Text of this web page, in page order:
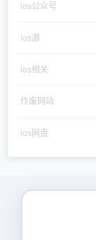
ios公众号
ios源
ios相关
作废网站
ios网盘